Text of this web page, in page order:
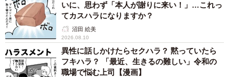
いに、思わず「本人が謝りに来い！」…これっ
てカスハラになりますか？
沼田 絵美
2026.08.10
異性に話しかけたらセクハラ？ 黙っていたら
フキハラ？ 「最近、生きるの難しい」令和の
職場で悩む上司【漫画】